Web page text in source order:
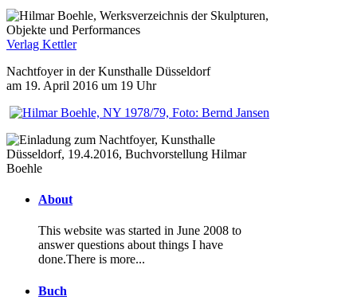
Verlag Kettler
Nachtfoyer in der Kunsthalle Düsseldorf
am 19. April 2016 um 19 Uhr
About
This website was started in June 2008 to
answer questions about things I have
done.There is more...
Buch